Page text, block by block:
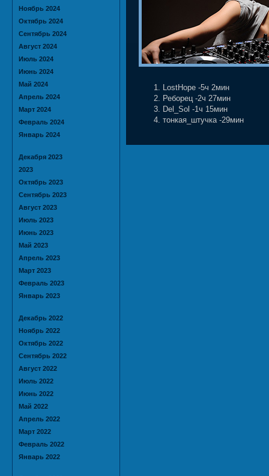
Ноябрь 2024
Октябрь 2024
Сентябрь 2024
Август 2024
Июль 2024
Июнь 2024
Май 2024
Апрель 2024
Март 2024
Февраль 2024
Январь 2024
Декабря 2023
2023
Октябрь 2023
Сентябрь 2023
Август 2023
Июль 2023
Июнь 2023
Май 2023
Апрель 2023
Март 2023
Февраль 2023
Январь 2023
Декабрь 2022
Ноябрь 2022
Октябрь 2022
Сентябрь 2022
Август 2022
Июль 2022
Июнь 2022
Май 2022
Апрель 2022
Март 2022
Февраль 2022
Январь 2022
LostHope -5ч 2мин
Реборец -2ч 27мин
Del_Sol -1ч 15мин
тонкая_штучка -29мин